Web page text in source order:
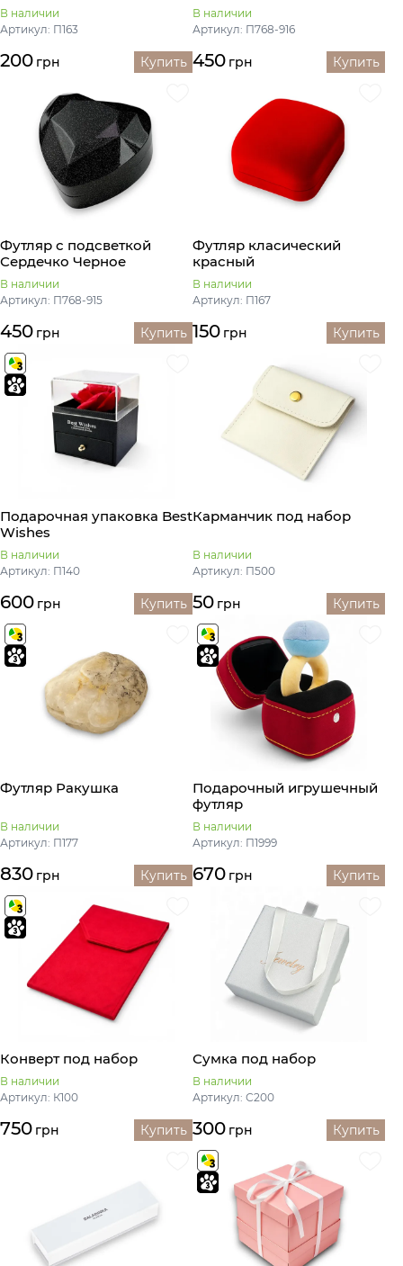
В наличии
Артикул: П163
200 грн Купить
В наличии
Артикул: П768-916
450 грн Купить
Футляр с подсветкой
Сердечко Черное
В наличии
Артикул: П768-915
450 грн Купить
Футляр класический
красный
В наличии
Артикул: П167
150 грн Купить
Подарочная упаковка Best
Wishes
В наличии
Артикул: П140
600 грн Купить
Карманчик под набор
В наличии
Артикул: П500
50 грн Купить
Футляр Ракушка
В наличии
Артикул: П177
830 грн Купить
Подарочный игрушечный
футляр
В наличии
Артикул: П1999
670 грн Купить
Конверт под набор
В наличии
Артикул: К100
750 грн Купить
Сумка под набор
В наличии
Артикул: С200
300 грн Купить